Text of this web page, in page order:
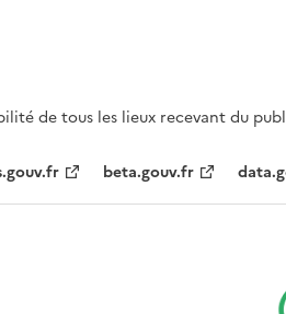
de tous les lieux recevant du
beta.gouv.fr